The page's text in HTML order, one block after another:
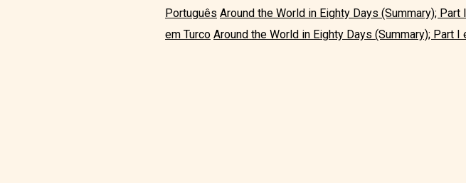
Português Around the World in Eighty Days (Summary); Part
em Turco Around the World in Eighty Days (Summary); Part I